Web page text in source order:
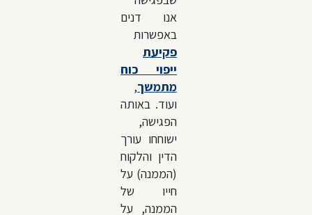
אנו דנים
באפשרות
פקיעת
ייפוי כוח
מתמשך,
ועוד. באותה
הפגישה,
ישוחחו עורך
הדין והלקוח
(הממנה) על
חייו של
הממנה, על